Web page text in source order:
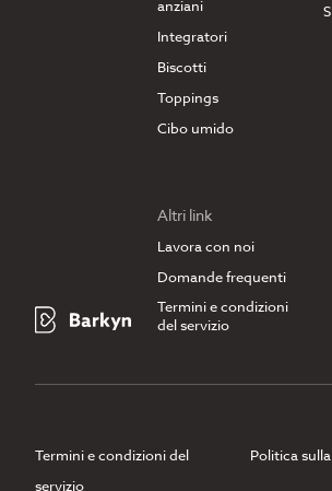
anziani
Integratori
Biscotti
Toppings
Cibo umido
Altri link
Lavora con noi
Domande frequenti
Termini e condizioni
del servizio
Termini e condizioni del
servizio
Politica